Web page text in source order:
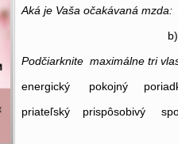
Aká je Vaša očakávaná mzda:
b) bez
Podčiarknite maximálne tri
energický pokojný
priateľský prispôsobivý